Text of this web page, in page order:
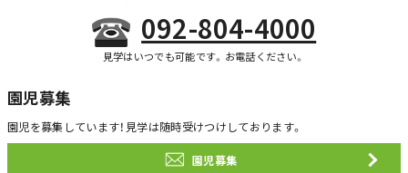
092-804-4000
見学はいつでも可能です。お電話ください。
園児募集
園児を募集しています！ 見学は随時受けつけしております。
園児募集